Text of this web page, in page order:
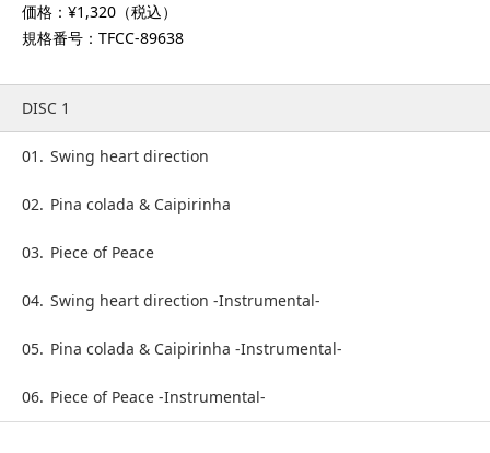
価格：¥1,320（税込）
規格番号：TFCC-89638
DISC 1
01. Swing heart direction
02. Pina colada & Caipirinha
03. Piece of Peace
04. Swing heart direction -Instrumental-
05. Pina colada & Caipirinha -Instrumental-
06. Piece of Peace -Instrumental-